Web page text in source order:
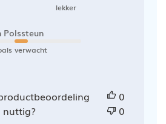
lekker
Polssteun
verwacht
nuttig?
0
0